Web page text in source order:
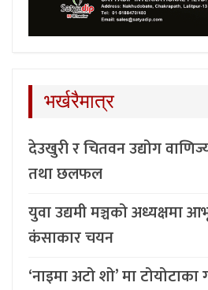
भर्खरैमात्र
देउखुरी र चितवन उद्योग
तथा छलफल
युवा उद्यमी मञ्चको अध्यक्षमा
कंसाकार चयन
‘नाइमा अटो शो’ मा